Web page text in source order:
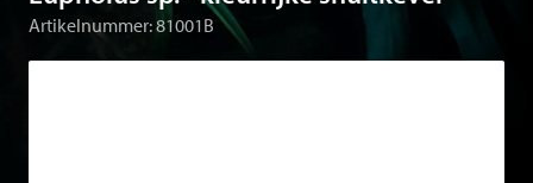
Artikelnummer: 81001B